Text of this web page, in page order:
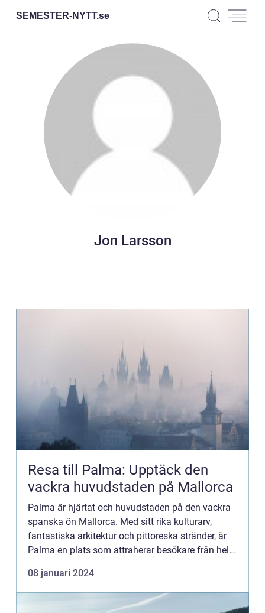
SEMESTER-NYTT.se
Jon Larsson
Resa till Palma: Upptäck den
vackra huvudstaden på Mallorca
Palma är hjärtat och huvudstaden på den vackra
spanska ön Mallorca. Med sitt rika kulturarv,
fantastiska arkitektur och pittoreska stränder, är
Palma en plats som attraherar besökare från hela
resor til...
08 januari 2024